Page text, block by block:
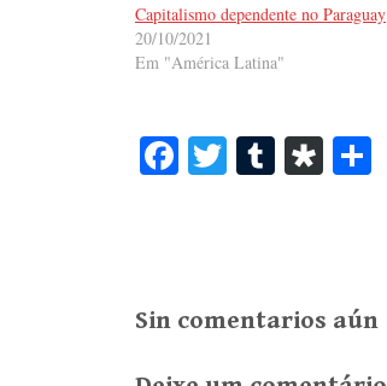
Capitalismo dependente no Paraguay
20/10/2021
Em "América Latina"
Fa T T
r
Di
Sin comentarios aún